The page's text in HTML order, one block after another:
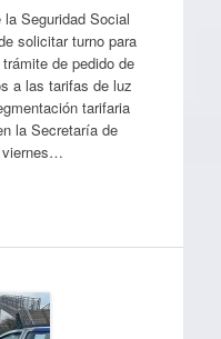
Seguridad Social
solicitar turno para
de pedido de
a las tarifas de luz
tarifaria
la Secretaría de
viernes…